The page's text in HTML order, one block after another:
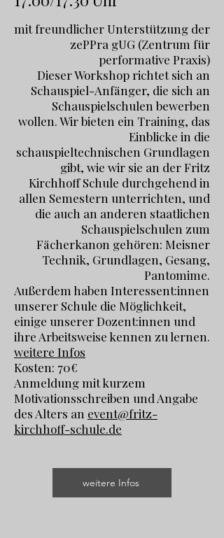
mit freundlicher Unterstützung der
zePPra gUG (Zentrum für
performative Praxis)
Dieser Workshop richtet sich an
Schauspiel-Anfänger, die sich an
Schauspielschulen bewerben
wollen. Wir bieten ein Training, das
Einblicke in die
schauspieltechnischen Grundlagen
gibt, wie wir sie an der Fritz
Kirchhoff Schule durchgehend in
allen Semestern unterrichten, und
die auch an anderen staatlichen
Schauspielschulen zum
Fächerkanon gehören: Meisner
Technik, Grundlagen, Gesang,
Pantomime.
Außerdem haben Interessent:innen
unserer Schule die Möglichkeit,
einige unserer Dozent:innen und
ihre Arbeitsweise kennen zu lernen.
weitere Infos
Kosten: 70€
Anmeldung mit kurzem
Motivationsschreiben und Angabe
des Alters an event@fritz-
kirchhoff-schule.de
weitere Infos